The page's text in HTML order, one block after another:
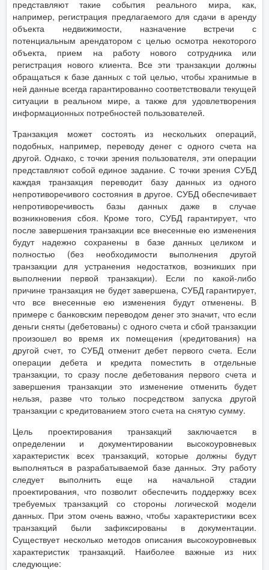
представляют такие события реального мира, как,
например, регистрация предлагаемого для сдачи в аренду
объекта недвижимости, назначение встречи с
потенциальным арендатором с целью осмотра некоторого
объекта, прием на работу нового сотрудника или
регистрация нового клиента. Все эти транзакции должны
обращаться к базе данных с той целью, чтобы хранимые в
ней данные всегда гарантированно соответствовали текущей
ситуации в реальном мире, а также для удовлетворения
информационных потребностей пользователей.
Транзакция может состоять из нескольких операций,
подобных, например, переводу денег с одного счета на
другой. Однако, с точки зрения пользователя, эти операции
представляют собой единое задание. С точки зрения СУБД
каждая транзакция переводит базу данных из одного
непротиворечивого состояния в другое. СУБД обеспечивает
непротиворечивость базы данных даже в случае
возникновения сбоя. Кроме того, СУБД гарантирует, что
после завершения транзакции все внесенные ею изменения
будут надежно сохранены в базе данных целиком и
полностью (без необходимости выполнения другой
транзакции для устранения недостатков, возникших при
выполнении первой транзакции). Если по какой-либо
причине транзакция не будет завершена, СУБД гарантирует,
что все внесенные ею изменения будут отменены. В
примере с банковским переводом денег это значит, что если
деньги сняты (дебетованы) с одного счета и сбой транзакции
произошел во время их помещения (кредитования) на
другой счет, то СУБД отменит дебет первого счета. Если
операции дебета и кредита поместить в отдельные
транзакции, то сразу после дебетования первого счета и
завершения транзакции это изменение отменить будет
нельзя, разве что только посредством запуска другой
транзакции с кредитованием этого счета на снятую сумму.
Цель проектирования транзакций заключается в
определении и документировании высокоуровневых
характеристик всех транзакций, которые должны будут
выполняться в разрабатываемой базе данных. Эту работу
следует выполнить еще на начальной стадии
проектирования, что позволит обеспечить поддержку всех
требуемых транзакций со стороны логической модели
данных. При этом очень важно, чтобы характеристики всех
транзакций были зафиксированы в документации.
Существует несколько методов описания высокоуровневых
характеристик транзакций. Наиболее важные из них
следующие: